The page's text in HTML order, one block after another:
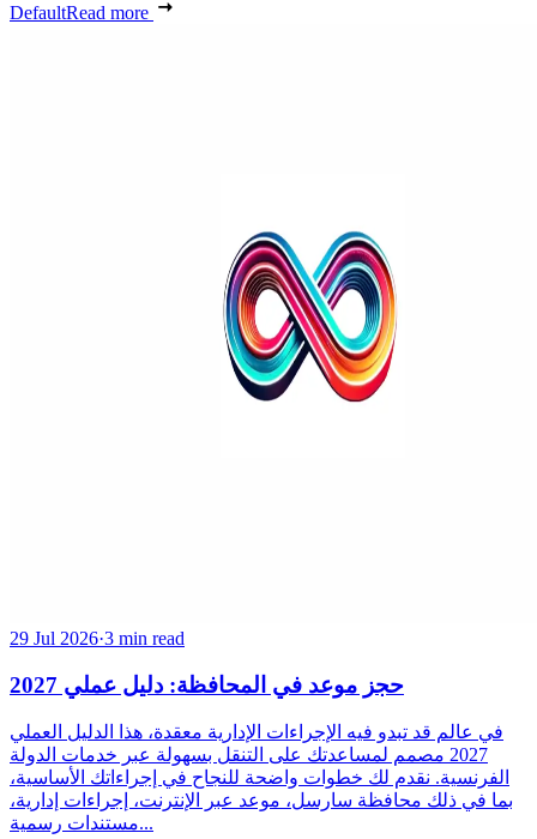
DefaultRead more
29 Jul 2026·3 min read
حجز موعد في المحافظة: دليل عملي 2027
في عالم قد تبدو فيه الإجراءات الإدارية معقدة، هذا الدليل العملي
2027 مصمم لمساعدتك على التنقل بسهولة عبر خدمات الدولة
الفرنسية. نقدم لك خطوات واضحة للنجاح في إجراءاتك الأساسية،
بما في ذلك محافظة سارسل، موعد عبر الإنترنت، إجراءات إدارية،
مستندات رسمية...